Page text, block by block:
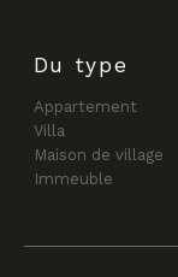
Du type
Appartement
Villa
Maison de village
Immeuble